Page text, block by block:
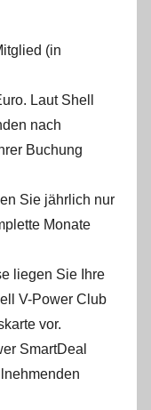
(in
Laut Shell
nach
Buchung
Sie jährlich nur
Monate
liegen Sie Ihre
V-Power Club
vor.
SmartDeal